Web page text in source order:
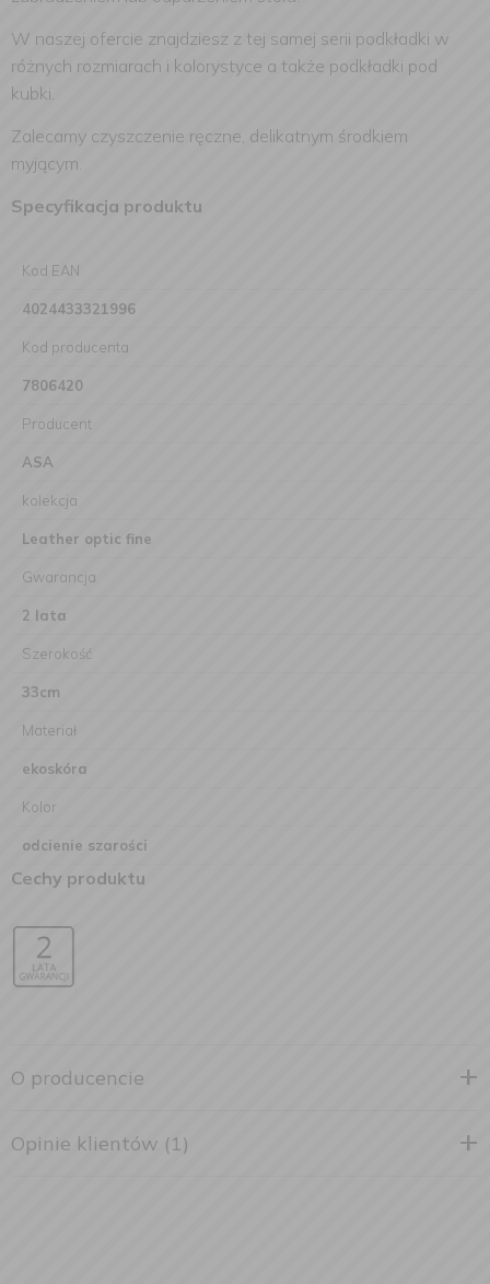
W naszej ofercie znajdziesz z tej samej serii podkładki w
różnych rozmiarach i kolorystyce a także podkładki pod
kubki.
Zalecamy czyszczenie ręczne, delikatnym środkiem
myjącym.
Specyfikacja produktu
Kod EAN
4024433321996
Kod producenta
7806420
Producent
ASA
kolekcja
Leather optic fine
Gwarancja
2 lata
Szerokość
33cm
Materiał
ekoskóra
Kolor
odcienie szarości
Cechy produktu
O producencie
Opinie klientów (1)